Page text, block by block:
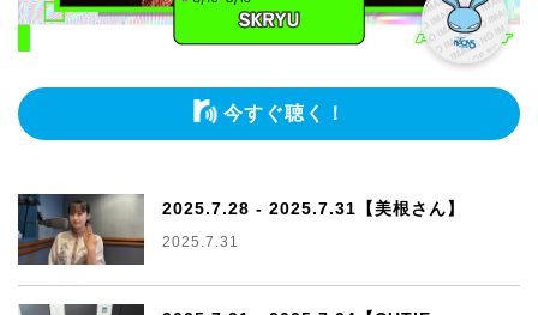
今すぐ聴く！
2025.7.28 - 2025.7.31【美根さん】
2025.7.31